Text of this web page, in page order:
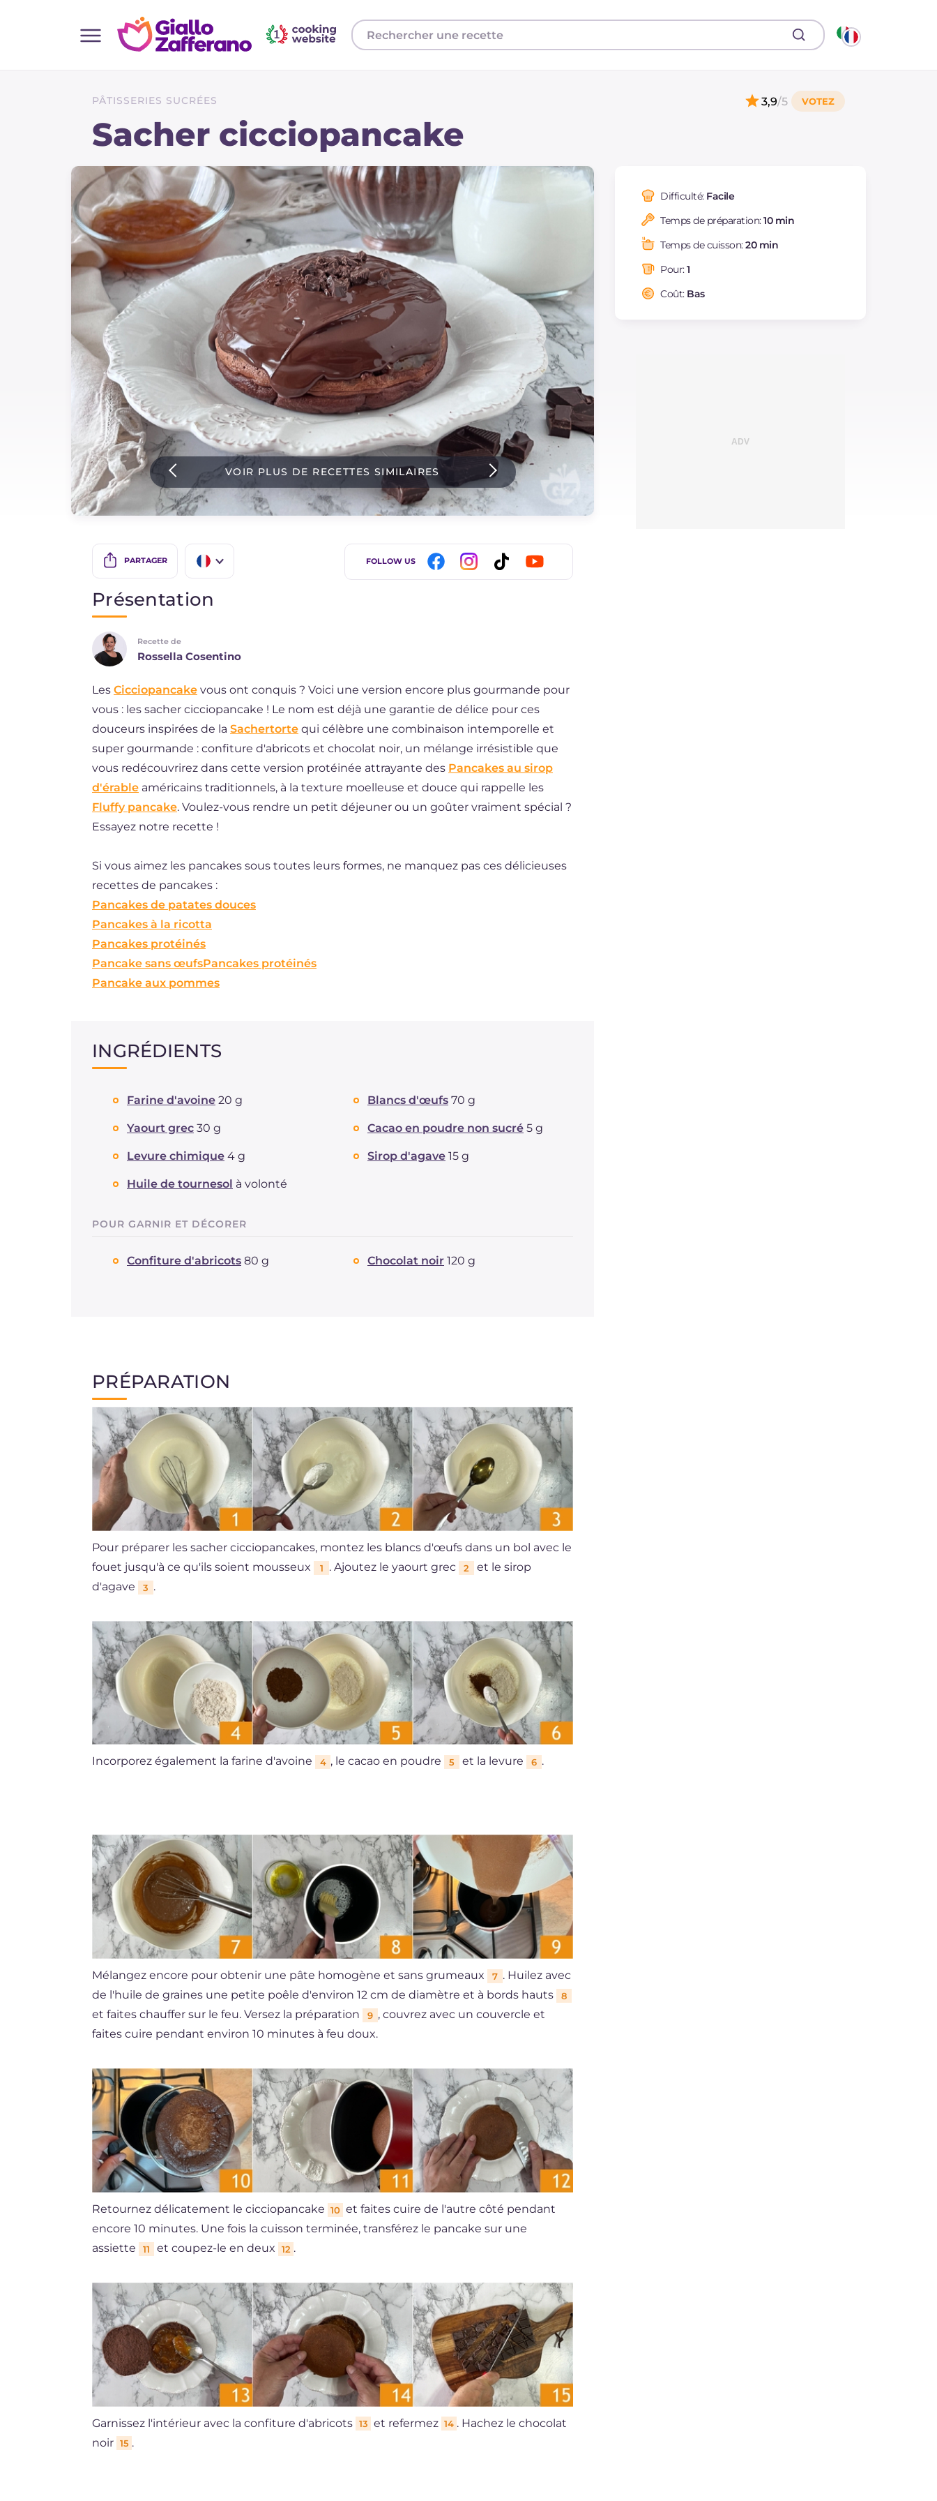
Toutes les recettes
Plats principaux
Boissons et rafraîchissements
Accompagnement
Pizzas et focaccia
Gateaux et patisserie
Dernieres recettes
Instagram
YouTube
PÂTISSERIES SUCRÉES
Sacher cicciopancake
3,9/5
VOIR PLUS DE RECETTES SIMILAIRES
PARTAGER
BR
NL
FOLLOW US
Difficulté: Facile
Temps de préparation:10 min
Temps de cuisson:20 min
Pour:1
Coût: Bas
Présentation
Recette de
Rossella Cosentino
Les Cicciopancake vous ont conquis ? Voici une version encore plus gourmande pour
vous : les sacher cicciopancake ! Le nom est déjà une garantie de délice pour ces
douceurs inspirées de la Sachertorte qui célèbre une combinaison intemporelle et
super gourmande : confiture d'abricots et chocolat noir, un mélange irrésistible que
vous redécouvrirez dans cette version protéinée attrayante des Pancakes au sirop
d'érable américains traditionnels, à la texture moelleuse et douce qui rappelle les
Fluffy pancake. Voulez-vous rendre un petit déjeuner ou un goûter vraiment spécial ?
Essayez notre recette !
Si vous aimez les pancakes sous toutes leurs formes, ne manquez pas ces délicieuses
recettes de pancakes :
Pancakes de patates douces
Pancakes à la ricotta
Pancakes protéinés
Pancake sans œufsPancakes protéinés
Pancake aux pommes
INGRÉDIENTS
Farine d'avoine 20 g Blancs d'œufs 70 g
Yaourt grec 30 g Cacao en poudre non sucré 5 g
Levure chimique 4 g Sirop d'agave 15 g
Huile de tournesol à volonté
POUR GARNIR ET DÉCORER
Confiture d'abricots 80 g Chocolat noir 120 g
PRÉPARATION
Pour préparer les sacher cicciopancakes, montez les blancs d'œufs dans un bol avec le
fouet jusqu'à ce qu'ils soient mousseux
1 . Ajoutez le yaourt grec 2
et le sirop
d'agave
3 .
Incorporez également la farine d'avoine 4 , le cacao en poudre 5 et la levure 6 .
Mélangez encore pour obtenir une pâte homogène et sans grumeaux 7 . Huilez avec
de l'huile de graines une petite poêle d'environ 12 cm de diamètre et à bords hauts
8
et faites chauffer sur le feu. Versez la préparation 9 , couvrez avec un couvercle et
faites cuire pendant environ 10 minutes à feu doux.
Retournez délicatement le cicciopancake 10 et faites cuire de l'autre côté pendant
encore 10 minutes. Une fois la cuisson terminée, transférez le pancake sur une
assiette
11 et coupez-le en deux 12 .
Garnissez l'intérieur avec la confiture d'abricots 13 et refermez 14 . Hachez le chocolat
noir 15 .